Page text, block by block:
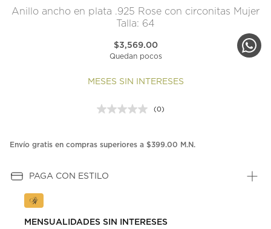
Anillo ancho en plata .925 Rose con circonitas Mujer
Talla: 64
$3,569.00
Quedan pocos
MESES SIN INTERESES
Sin
en
(0)
Envío gratis en compras superiores a $399.00 M.N.
PAGA CON ESTILO
MENSUALIDADES SIN INTERESES